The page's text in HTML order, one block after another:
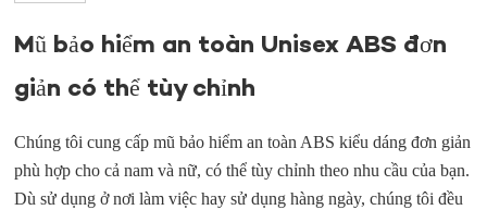
Mũ bảo hiểm an toàn Unisex ABS đơn
giản có thể tùy chỉnh
Chúng tôi cung cấp mũ bảo hiểm an toàn ABS kiểu dáng đơn giản
phù hợp cho cả nam và nữ, có thể tùy chỉnh theo nhu cầu của bạn.
Dù sử dụng ở nơi làm việc hay sử dụng hàng ngày, chúng tôi đều